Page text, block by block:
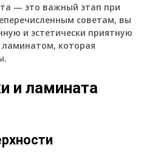
— это важный этап при
советам, вы
и эстетически приятную
которая
и ламината